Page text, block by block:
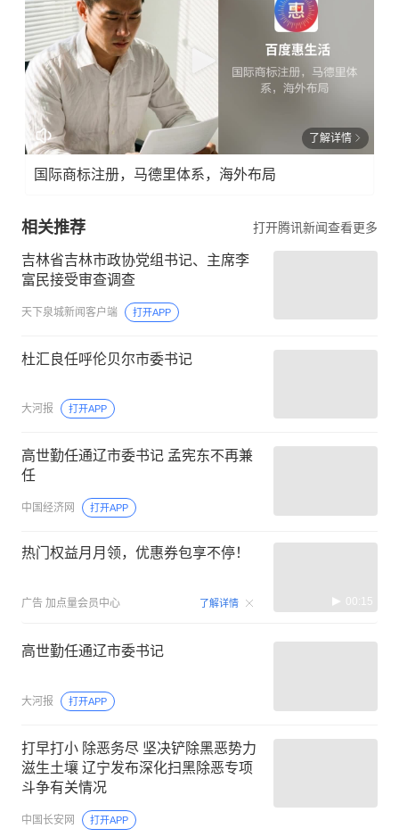
了解详情
国际商标注册，马德里体系，海外布局
相关推荐 打开腾讯新闻查看更多
吉林省吉林市政协党组书记、主席李
富民接受审查调查
天下泉城新闻客户端 打开APP
杜汇良任呼伦贝尔市委书记
大河报 打开APP
高世勤任通辽市委书记 孟宪东不再兼
任
中国经济网 打开APP
热门权益月月领，优惠券包享不停！
广告 加点量会员中心 了解详情 00:15
高世勤任通辽市委书记
大河报 打开APP
打早打小 除恶务尽 坚决铲除黑恶势力
滋生土壤 辽宁发布深化扫黑除恶专项
斗争有关情况
中国长安网 打开APP